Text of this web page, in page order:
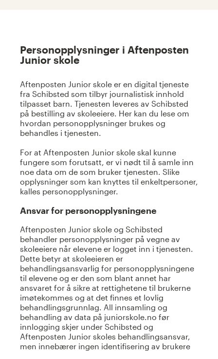
Personopplysninger i Aftenposten
Junior skole
Aftenposten Junior skole er en digital tjeneste
fra Schibsted som tilbyr journalistisk innhold
tilpasset barn. Tjenesten leveres av Schibsted
på bestilling av skoleeiere. Her kan du lese om
hvordan personopplysninger brukes og
behandles i tjenesten.
For at Aftenposten Junior skole skal kunne
fungere som forutsatt, er vi nødt til å samle inn
noe data om de som bruker tjenesten. Slike
opplysninger som kan knyttes til enkeltpersoner,
kalles personopplysninger.
Ansvar for personopplysningene
Aftenposten Junior skole og Schibsted
behandler personopplysninger på vegne av
skoleeiere når elevene er logget inn i tjenesten.
Dette betyr at skoleeieren er
behandlingsansvarlig for personopplysningene
til elevene og er den som blant annet har
ansvaret for å sikre at rettighetene til brukerne
imøtekommes og at det finnes et lovlig
behandlingsgrunnlag. All innsamling og
behandling av data på juniorskole.no før
innlogging skjer under Schibsted og
Aftenposten Junior skoles behandlingsansvar,
men innebærer ingen identifisering av brukere